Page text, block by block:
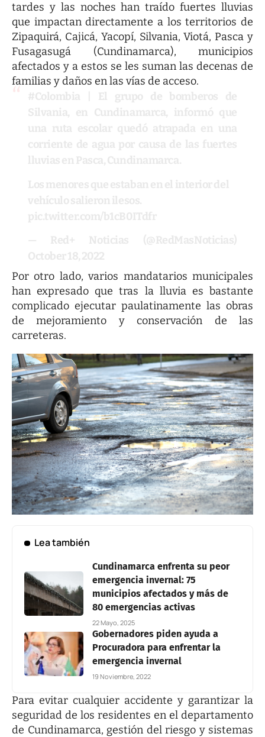
tardes y las noches han traído fuertes lluvias
que impactan directamente a los territorios de
Zipaquirá, Cajicá, Yacopí, Silvania, Viotá, Pasca y
Fusagasugá (Cundinamarca), municipios
afectados y a estos se les suman las decenas de
familias y daños en las vías de acceso.
Por otro lado, varios mandatarios municipales
han expresado que tras la lluvia es bastante
complicado ejecutar paulatinamente las obras
de mejoramiento y conservación de las
carreteras.
Lea también
Cundinamarca enfrenta su peor
emergencia invernal: 75
municipios afectados y más de
80 emergencias activas
22 Mayo, 2025
Gobernadores piden ayuda a
Procuradora para enfrentar la
emergencia invernal
19 Noviembre, 2022
Para evitar cualquier accidente y garantizar la
seguridad de los residentes en el departamento
de Cundinamarca, gestión del riesgo y sistemas